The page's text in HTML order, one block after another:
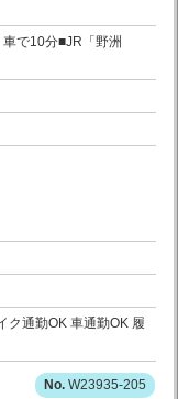
で10分■JR「野洲
ク通勤OK 車通勤OK 履
W23935-205